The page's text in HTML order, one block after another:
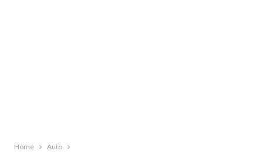
Home Auto